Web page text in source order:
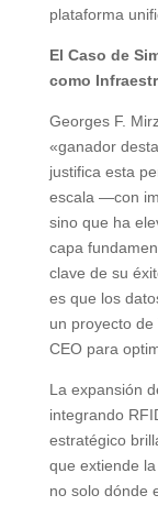
plataforma
El Caso de
como
Georges F.
«ganador
justifica esta
escala —con
sino que ha
capa
clave de su
es que los
un proyecto
CEO para
La expansión
integrando
estratégico
que extiende
no solo dónde